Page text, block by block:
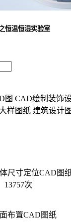
恒温恒湿实验室
图 CAD绘制装饰
样图纸 建筑设计
尺寸定位CAD图
13757次
布置CAD图纸